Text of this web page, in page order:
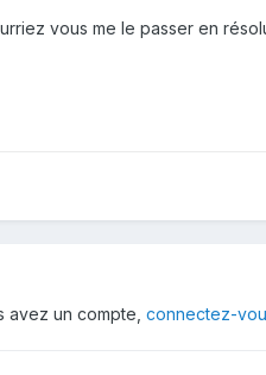
vous me le passer en
avez un compte, connectez-